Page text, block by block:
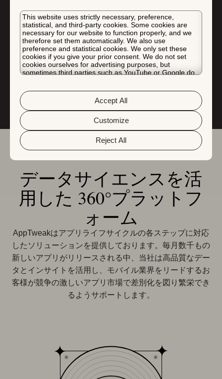
This website uses strictly necessary, preference,
statistical, and third-party cookies. Some cookies are
necessary for our website to function properly, and we
therefore set them automatically. We also use
preference and statistical cookies. We only set these
cookies if you give your prior consent. We do not set
cookies ourselves for advertising purposes, but
sometimes third parties such as YouTube or Google do.
about the protection of your personal data and the
different cookies we use, please read our
&Privacy Policy. You can customize your cookie settings
and preferences by clicking the “Customize” button.
Reject All
Customize
Accept All
無料トライアル
デモのリクエスト
データサイエンスを活
用した 360°プラットフ
ォーム
AppTweakはアプリライフサイクルの各ステップに対応
したソリューションを提供しております。毎月数千もの
新しいアプリがリリースされる中、当社は高品質なデー
タとインサイトを活用し、モバイル業界をリードするお
客様が競争の激しいアプリ市場で差別化を図り繁栄でき
るようサポートします。